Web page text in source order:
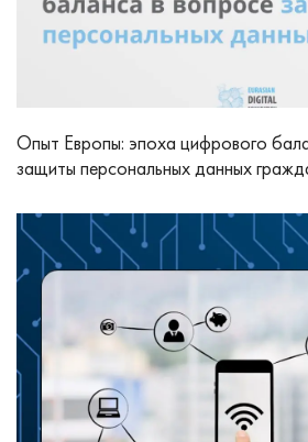
Опыт Европы: эпоха цифрового
защиты персональных данных